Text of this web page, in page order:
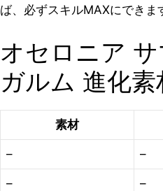
ば、必ずスキルMAXにできま
オセロニア
ガルム 進化素
素材
– –
– –